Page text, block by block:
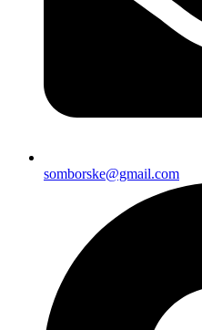
somborske@gmail.com